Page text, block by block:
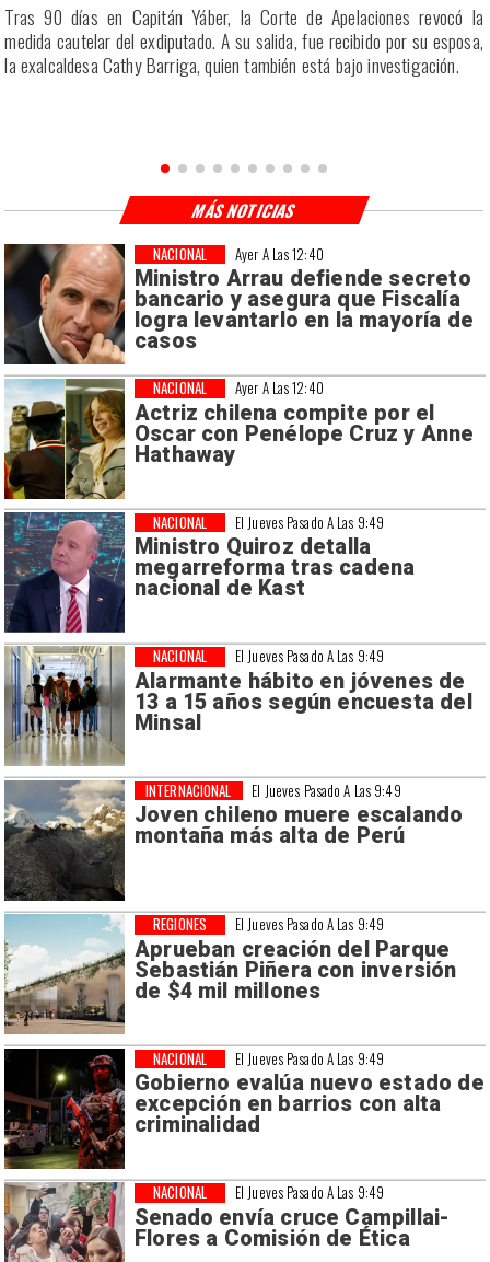
Tras 90 días en Capitán Yáber, la Corte de Apelaciones revocó la
medida cautelar del exdiputado. A su salida, fue recibido por su esposa,
la exalcaldesa Cathy Barriga, quien también está bajo investigación.
Ayer A Las 12:40
Ministro Arrau defiende secreto
bancario y asegura que Fiscalía
logra levantarlo en la mayoría de
casos
NACIONAL
Ayer A Las 12:40
Actriz chilena compite por el
Oscar con Penélope Cruz y Anne
Hathaway
NACIONAL
El Jueves Pasado A Las 9:49
Ministro Quiroz detalla
megarreforma tras cadena
nacional de Kast
NACIONAL
El Jueves Pasado A Las 9:49
Alarmante hábito en jóvenes de
13 a 15 años según encuesta del
Minsal
NACIONAL
El Jueves Pasado A Las 9:49
Joven chileno muere escalando
montaña más alta de Perú
INTERNACIONAL
El Jueves Pasado A Las 9:49
Aprueban creación del Parque
Sebastián Piñera con inversión
de $4 mil millones
REGIONES
El Jueves Pasado A Las 9:49
Gobierno evalúa nuevo estado de
excepción en barrios con alta
criminalidad
NACIONAL
El Jueves Pasado A Las 9:49
Senado envía cruce Campillai-
Flores a Comisión de Ética
NACIONAL
MÁS NOTICIAS